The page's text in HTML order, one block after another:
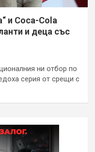
и Coca-Cola
и деца със
ни отбор по
серия от срещи с